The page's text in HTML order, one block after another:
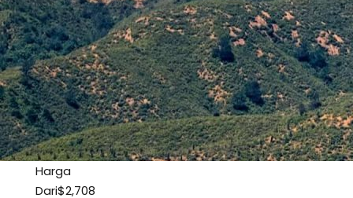
Harga
Dari$2,708